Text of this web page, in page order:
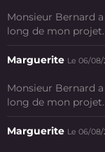
Monsieur Bernard
long de mon
Marguerite Le 06/08/
Monsieur Bernard
long de mon
Marguerite Le 06/08/